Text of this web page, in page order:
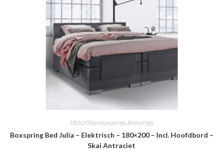
180x200cm boxsprings Boxsprings
Boxspring Bed Julia – Elektrisch – 180×200 – Incl. Hoofdbord –
Skai Antraciet